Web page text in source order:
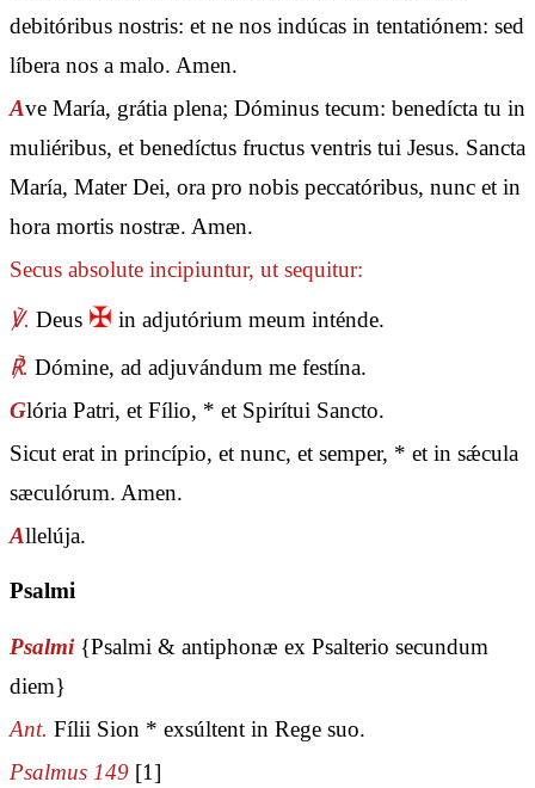
debitóribus nostris: et ne nos indúcas in tentatiónem: sed
líbera nos a malo. Amen.
Ave María, grátia plena; Dóminus tecum: benedícta tu in
muliéribus, et benedíctus fructus ventris tui Jesus. Sancta
María, Mater Dei, ora pro nobis peccatóribus, nunc et in
hora mortis nostræ. Amen.
Secus absolute incipiuntur, ut sequitur:
℣. Deus ✠ in adjutórium meum inténde.
℟. Dómine, ad adjuvándum me festína.
Glória Patri, et Fílio, * et Spirítui Sancto.
Sicut erat in princípio, et nunc, et semper, * et in sǽcula
sæculórum. Amen.
Allelúja.
Psalmi
Psalmi {Psalmi & antiphonæ ex Psalterio secundum
diem}
Ant. Fílii Sion * exsúltent in Rege suo.
Psalmus 149 [1]